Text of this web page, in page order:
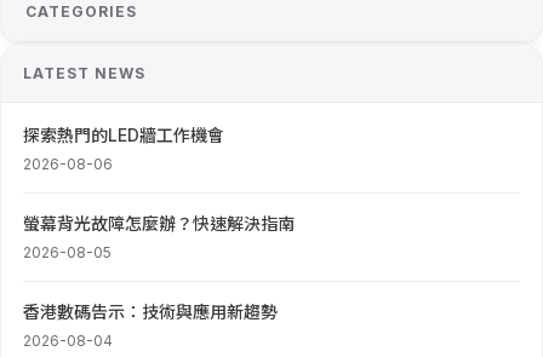
CATEGORIES
LATEST NEWS
探索熱門的LED牆工作機會
2026-08-06
螢幕背光故障怎麼辦？快速解決指南
2026-08-05
香港數碼告示：技術與應用新趨勢
2026-08-04